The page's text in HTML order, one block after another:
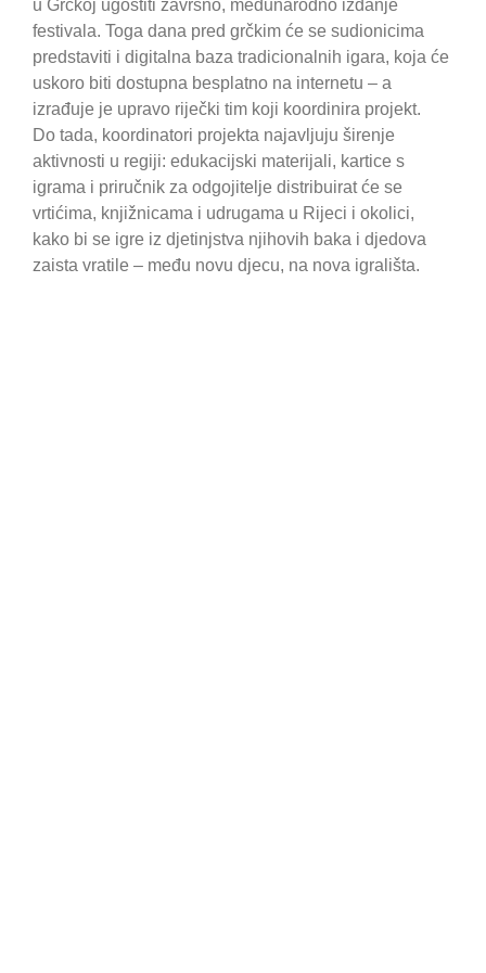
u Grčkoj ugostiti završno, međunarodno izdanje
festivala. Toga dana pred grčkim će se sudionicima
predstaviti i digitalna baza tradicionalnih igara, koja će
uskoro biti dostupna besplatno na internetu – a
izrađuje je upravo riječki tim koji koordinira projekt.
Do tada, koordinatori projekta najavljuju širenje
aktivnosti u regiji: edukacijski materijali, kartice s
igrama i priručnik za odgojitelje distribuirat će se
vrtićima, knjižnicama i udrugama u Rijeci i okolici,
kako bi se igre iz djetinjstva njihovih baka i djedova
zaista vratile – među novu djecu, na nova igrališta.